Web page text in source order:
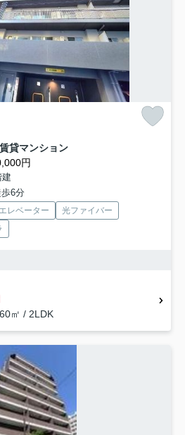
貸マンション
円
6分
エレベーター
光ファイバー
㎡ / 2LDK